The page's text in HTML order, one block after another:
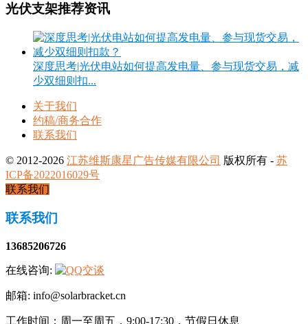
光伏支架推荐资讯
深度思考|光伏电站如何提高发电量、参与现货交易，减
少双细则扣...
关于我们
约稿/商务合作
联系我们
© 2012-2026 江苏维斯康星广告传媒有限公司 版权所有 - 苏
ICP备2022016029号
联系我们
联系我们
13685206726
在线咨询:
邮箱: info@solarbracket.cn
工作时间：周一至周五，9:00-17:30，节假日休息